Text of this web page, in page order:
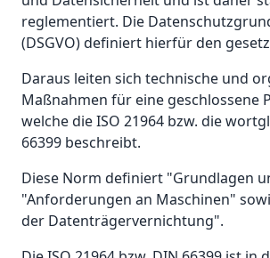
reglementiert. Die
(DSGVO) definiert hierfür den
Daraus leiten sich technische und
Maßnahmen für eine geschlossene
welche die ISO 21964 bzw. die
66399 beschreibt.
Diese Norm definiert "Grundlagen
"Anforderungen an Maschinen"
der Datenträgervernichtung".